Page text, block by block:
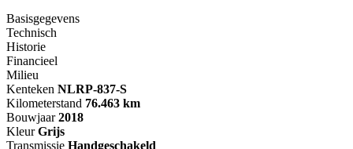
Basisgegevens
Technisch
Historie
Financieel
Milieu
Kenteken NLRP-837-S
Kilometerstand 76.463 km
Bouwjaar 2018
Kleur Grijs
Transmissie Handgeschakeld